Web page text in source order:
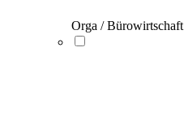
Orga / Bürowirtschaft